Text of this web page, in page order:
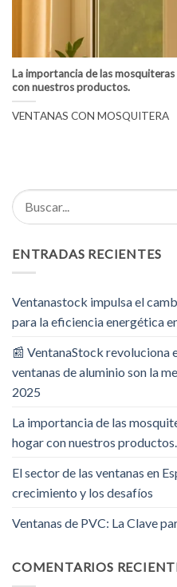
La importancia de las
con nuestros productos.
VENTANAS CON MOSQUITERA
ENTRADAS RECIENTES
Ventanastock impulsa el
para la eficiencia energética
📰 VentanaStock revoluciona
ventanas de aluminio son la
2025
La importancia de las
hogar con nuestros productos.
El sector de las ventanas en
crecimiento y los desafíos
Ventanas de PVC: La Clave
COMENTARIOS